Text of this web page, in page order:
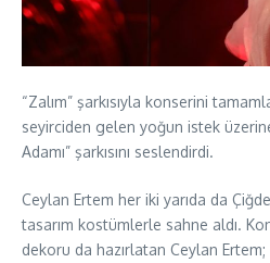
“Zalım” şarkısıyla konserini
seyirciden gelen yoğun istek
Adamı” şarkısını seslendirdi.
Ceylan Ertem her iki yarıda da
tasarım kostümlerle sahne aldı.
dekoru da hazırlatan Ceylan